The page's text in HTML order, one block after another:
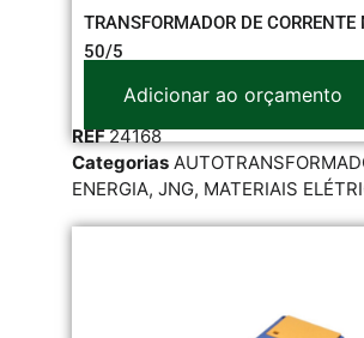
TRANSFORMADOR DE CORRENTE
50/5
Adicionar ao orçamento
REF24168
Categorias
ENERGIA, JNG, MATERIAIS